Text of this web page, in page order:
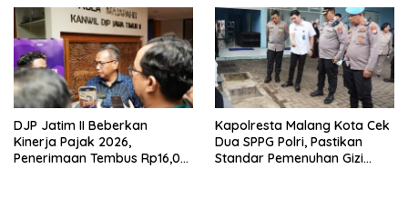
DJP Jatim II Beberkan
Kinerja Pajak 2026,
Penerimaan Tembus Rp16,08
Kapolresta Malang Kota Cek
Dua SPPG Polri, Pastikan
Standar Pemenuhan Gizi